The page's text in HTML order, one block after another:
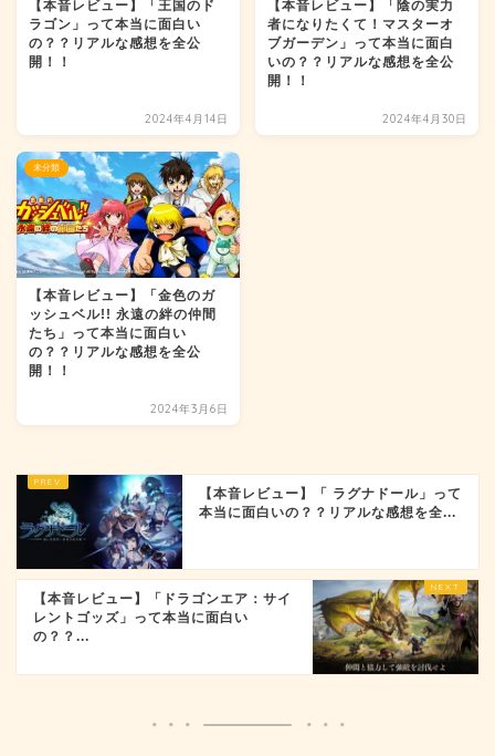
【本音レビュー】「王国のド
ラゴン」って本当に面白い
の？？リアルな感想を全公
開！！
2024年4月14日
【本音レビュー】「陰の実力
者になりたくて！マスターオ
ブガーデン」って本当に面白
いの？？リアルな感想を全公
開！！
2024年4月30日
未分類
【本音レビュー】「金色のガ
ッシュベル!! 永遠の絆の仲間
たち」って本当に面白い
の？？リアルな感想を全公
開！！
2024年3月6日
【本音レビュー】「 ラグナドール」って
本当に面白いの？？リアルな感想を全...
【本音レビュー】「ドラゴンエア：サイ
レントゴッズ」って本当に面白い
の？？...